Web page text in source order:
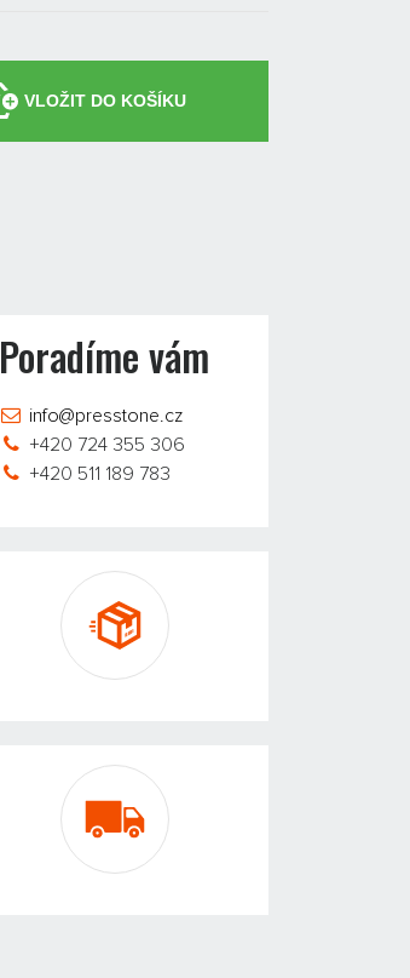
Poradíme vám
info@presstone.cz
+420 724 355 306
+420 511 189 783